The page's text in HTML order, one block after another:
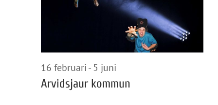
Arvidsjaur kommun
16 februari - 5 juni